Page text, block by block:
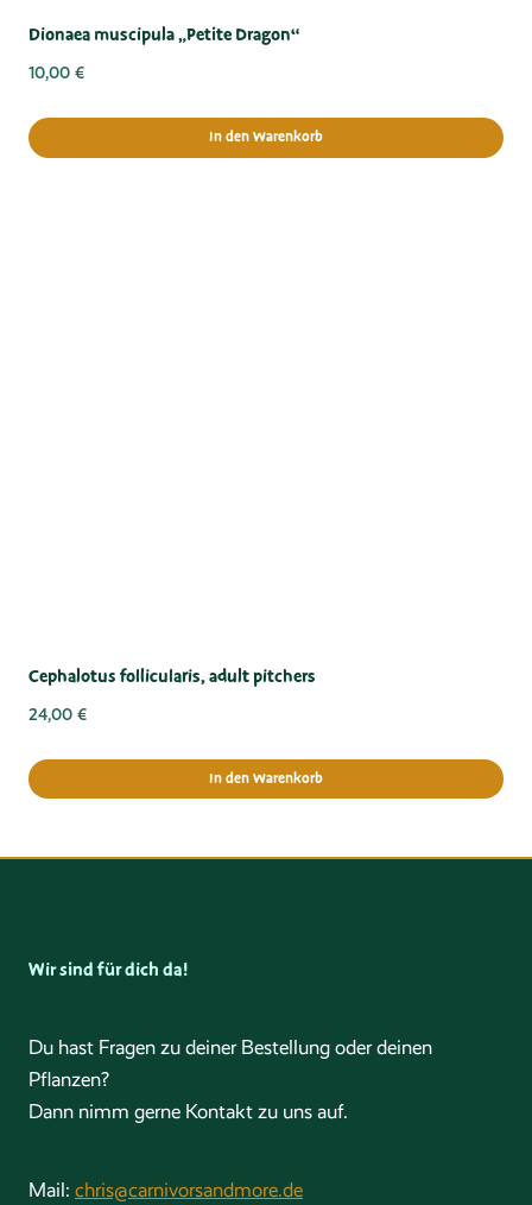
Dionaea muscipula „Petite Dragon“
10,00 €
In den Warenkorb
Cephalotus follicularis, adult pitchers
24,00 €
In den Warenkorb
Wir sind für dich da!
Du hast Fragen zu deiner Bestellung oder deinen
Pflanzen?
Dann nimm gerne Kontakt zu uns auf.
Mail: chris@carnivorsandmore.de